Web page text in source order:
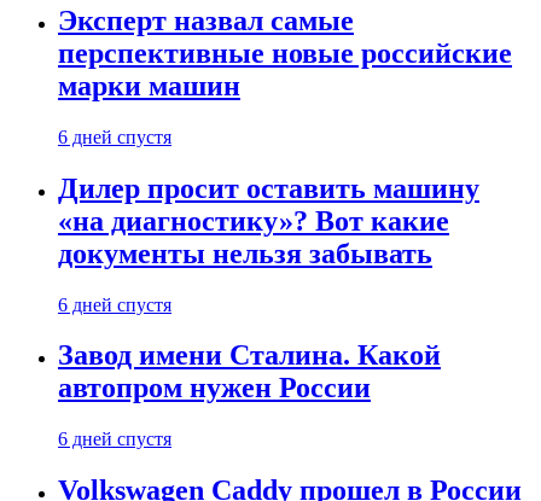
Эксперт назвал самые
перспективные новые российские
марки машин
6 дней спустя
Дилер просит оставить машину
«на диагностику»? Вот какие
документы нельзя забывать
6 дней спустя
Завод имени Сталина. Какой
автопром нужен России
6 дней спустя
Volkswagen Caddy прошел в России